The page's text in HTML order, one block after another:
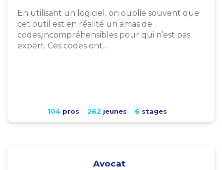
En utilisant un logiciel, on oublie souvent que
cet outil est en réalité un amas de
codes,incompréhensibles pour qui n’est pas
expert. Ces codes ont...
104pros 262 jeunes 6 stages
Avocat